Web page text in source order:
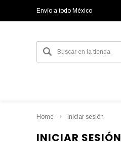
Envío a todo México
Home Iniciar sesión
INICIAR SESIÓN